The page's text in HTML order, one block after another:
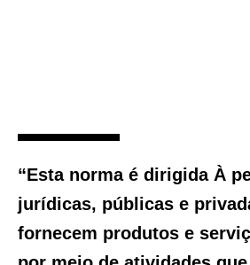
“Esta norma é dirigida À
jurídicas, públicas e
fornecem produtos e